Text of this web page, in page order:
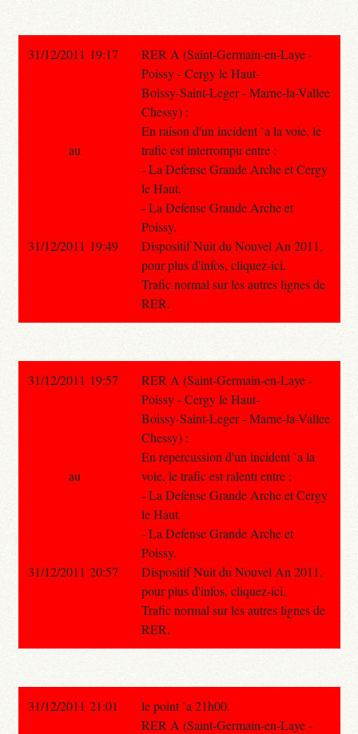
31/12/2011 19:17
RER A (Saint-Germain-en-Laye -
Poissy - Cergy le Haut-
Boissy-Saint-Leger - Marne-la-Vallee
Chessy) :
En raison d'un incident `a la voie, le
trafic est interrompu entre :
- La Defense Grande Arche et Cergy
le Haut.
- La Defense Grande Arche et
Poissy.
Dispositif Nuit du Nouvel An 2011,
pour plus d'infos, cliquez-ici.
Trafic normal sur les autres lignes de
RER.
au
31/12/2011 19:49
31/12/2011 19:57
RER A (Saint-Germain-en-Laye -
Poissy - Cergy le Haut-
Boissy-Saint-Leger - Marne-la-Vallee
Chessy) :
En repercussion d'un incident `a la
voie, le trafic est ralenti entre :
- La Defense Grande Arche et Cergy
le Haut.
- La Defense Grande Arche et
Poissy.
Dispositif Nuit du Nouvel An 2011,
pour plus d'infos, cliquez-ici.
Trafic normal sur les autres lignes de
RER.
au
31/12/2011 20:57
31/12/2011 21:01
le point `a 21h00.
RER A (Saint-Germain-en-Laye -